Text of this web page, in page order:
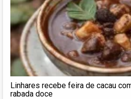
Linhares recebe feira de cacau
rabada doce